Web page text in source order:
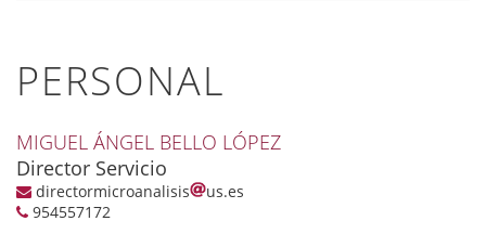
PERSONAL
MIGUEL ÁNGEL BELLO LÓPEZ
Director Servicio
directormicroanalisis
us.es
954557172